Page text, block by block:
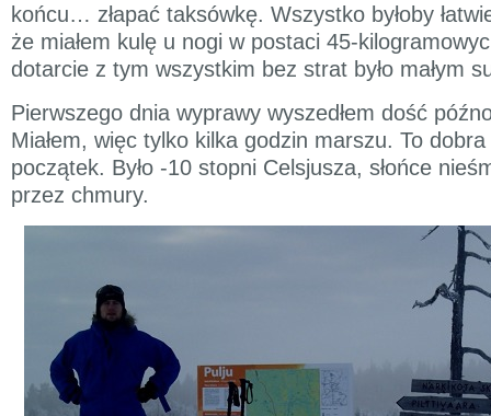
końcu… złapać taksówkę. Wszystko byłoby
że miałem kulę u nogi w postaci 45-
dotarcie z tym wszystkim bez strat było małym
Pierwszego dnia wyprawy wyszedłem dość
Miałem, więc tylko kilka godzin marszu. To
początek. Było -10 stopni Celsjusza, słońce
przez chmury.